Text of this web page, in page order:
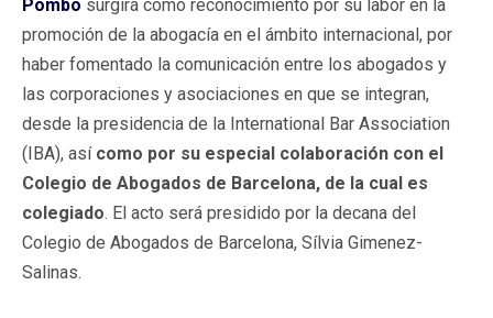
Pombo surgirá como reconocimiento por su labor en la
promoción de la abogacía en el ámbito internacional, por
haber fomentado la comunicación entre los abogados y
las corporaciones y asociaciones en que se integran,
desde la presidencia de la International Bar Association
(IBA), así como por su especial colaboración con el
Colegio de Abogados de Barcelona, de la cual es
colegiado. El acto será presidido por la decana del
Colegio de Abogados de Barcelona, Sílvia Gimenez-
Salinas.